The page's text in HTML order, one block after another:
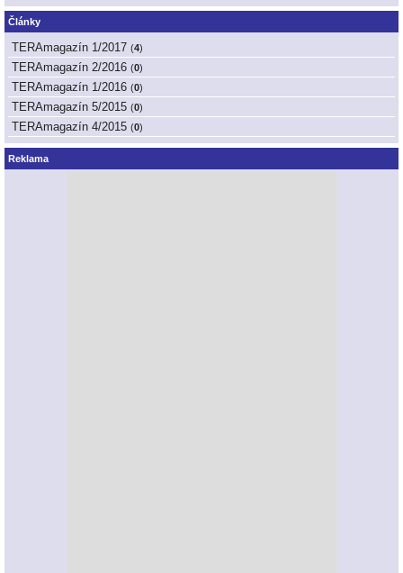
Články
TERAmagazín 1/2017 (4)
TERAmagazín 2/2016 (0)
TERAmagazín 1/2016 (0)
TERAmagazín 5/2015 (0)
TERAmagazín 4/2015 (0)
Reklama